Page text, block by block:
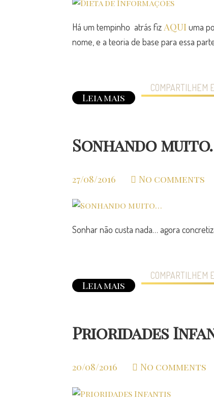
Há um tempinho atrás fizAQUI uma
nome, e a teoria de base para essa
Leia mais
COMPARTILHEM
Sonhando
27/08/2016 No comments
Sonhar não custa nada… agora
Leia mais
COMPARTILHEM
Prioridades
20/08/2016 No comments